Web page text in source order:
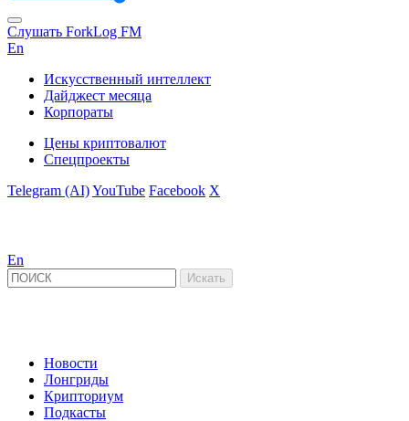
Слушать ForkLog FM
En
Искусственный интеллект
Дайджест месяца
Корпораты
Цены криптовалют
Спецпроекты
Telegram (AI)YouTube Facebook X
En
Новости
Лонгриды
Крипториум
Подкасты